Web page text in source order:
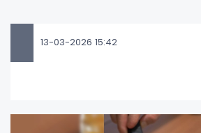
13-03-2026 15:42